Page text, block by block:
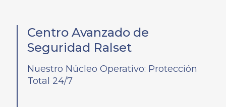
Centro Avanzado de
Seguridad Ralset
Nuestro Núcleo Operativo: Protección
Total 24/7